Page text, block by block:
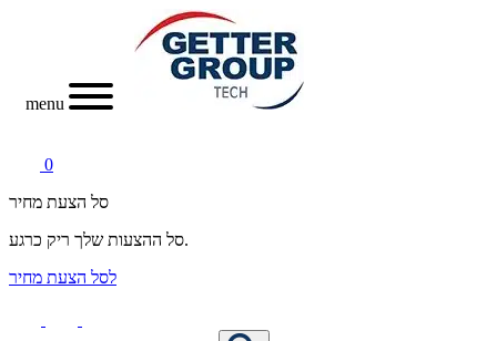
menu
0
סל הצעת מחיר
סל ההצעות שלך ריק כרגע.
לסל הצעת מחיר